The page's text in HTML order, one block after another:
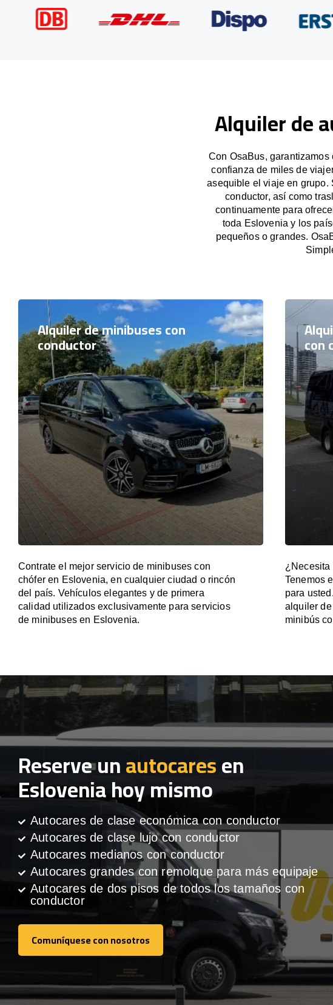
Alquiler de
Con OsaBus,
confianza de miles de
asequible el viaje en grupo.
conductor, así como
continuamente para
toda Eslovenia y los
pequeños o grandes.
Alquiler de minibuses con
conductor
Contrate el mejor servicio de minibuses con
chófer en Eslovenia, en cualquier ciudad o rincón
del país. Vehículos elegantes y de primera
calidad utilizados exclusivamente para servicios
de minibuses en Eslovenia.
con
¿Necesita
Tenemos
para
alquiler
minibús
Reserve unautocaresen
Eslovenia hoy mismo
Autocares de clase económica con conductor
Autocares de clase lujo con conductor
Autocares medianos con conductor
Autocares grandes con remolque para más equipaje
Autocares de dos pisos de todos los tamaños con
conductor
Comuníquese con nosotros
Comuníquese con nosotros